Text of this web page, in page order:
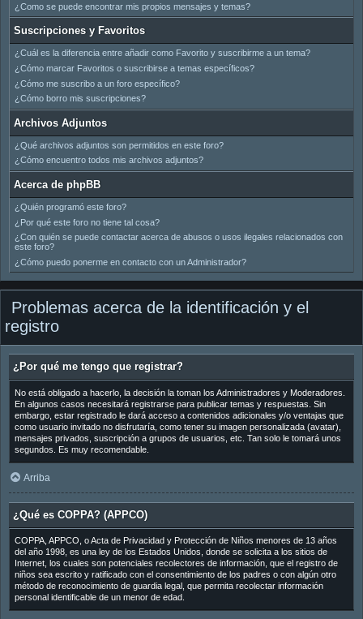
¿Como se puede encontrar mis propios mensajes y temas?
Suscripciones y Favoritos
¿Cuál es la diferencia entre añadir como Favorito y suscribirme a un tema?
¿Cómo marcar Favoritos o suscribirse a temas específicos?
¿Cómo me suscribo a un foro específico?
¿Cómo borro mis suscripciones?
Archivos Adjuntos
¿Qué archivos adjuntos son permitidos en este foro?
¿Cómo encuentro todos mis archivos adjuntos?
Acerca de phpBB
¿Quién programó este foro?
¿Por qué este foro no tiene tal cosa?
¿Con quién se puede contactar acerca de abusos o usos ilegales relacionados con
este foro?
¿Cómo puedo ponerme en contacto con un Administrador?
Problemas acerca de la identificación y el
registro
¿Por qué me tengo que registrar?
No está obligado a hacerlo, la decisión la toman los Administradores y Moderadores.
En algunos casos necesitará registrarse para publicar temas y respuestas. Sin
embargo, estar registrado le dará acceso a contenidos adicionales y/o ventajas que
como usuario invitado no disfrutaría, como tener su imagen personalizada (avatar),
mensajes privados, suscripción a grupos de usuarios, etc. Tan solo le tomará unos
segundos. Es muy recomendable.
Arriba
¿Qué es COPPA? (APPCO)
COPPA, APPCO, o Acta de Privacidad y Protección de Niños menores de 13 años
del año 1998, es una ley de los Estados Unidos, donde se solicita a los sitios de
Internet, los cuales son potenciales recolectores de información, que el registro de
niños sea escrito y ratificado con el consentimiento de los padres o con algún otro
método de reconocimiento de guardia legal, que permita recolectar información
personal identificable de un menor de edad.